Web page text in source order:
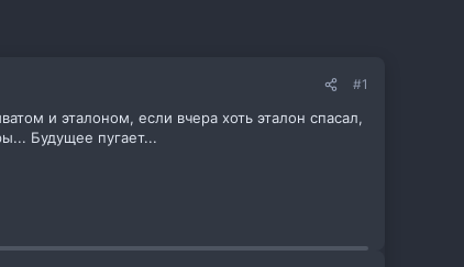
#1
и эталоном, если вчера хоть эталон спасал,
Будущее пугает...